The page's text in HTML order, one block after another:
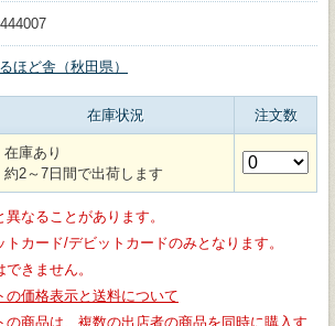
ほど舎（秋田県）
在庫状況 注文数
在庫あり
約2～7日間で出荷します
なることがあります。
カード/デビットカードのみとなります。
きません。
の価格表示と送料について
の商品は、複数の出店者の商品を同時に購入す